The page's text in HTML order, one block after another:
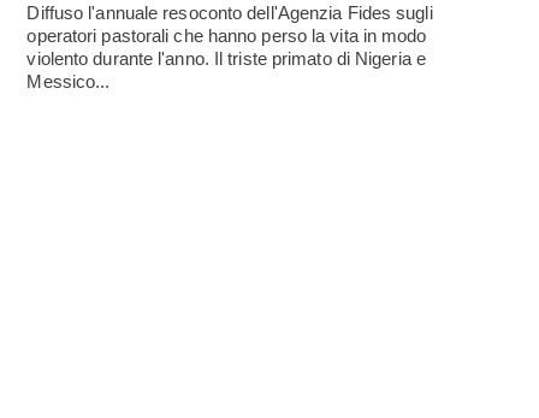
Diffuso l'annuale resoconto dell'Agenzia Fides sugli
operatori pastorali che hanno perso la vita in modo
violento durante l'anno. Il triste primato di Nigeria e
Messico...